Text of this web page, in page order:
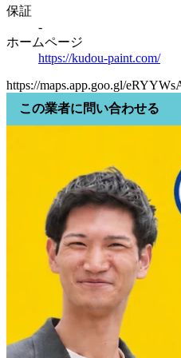
保証
-
ホームページ
https://kudou-paint.com/
https://maps.app.goo.gl/
この業者に問い合わせる